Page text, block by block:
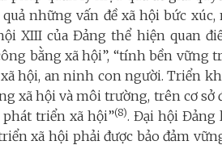
những vấn đề xã hội bức
XIII của Đảng thể hiện quan
bằng xã hội”, “tính bền vững
hội, an ninh con người. Triển
xã hội và môi trường, trên cơ sở
triển xã hội”(8). Đại hội Đảng
xã hội phải được bảo đảm